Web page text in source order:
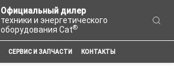
Официальный дилер
техники и энергетического
оборудования Cat®
СЕРВИС И ЗАПЧАСТИ КОНТАКТЫ